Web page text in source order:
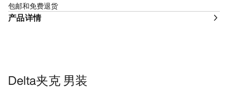
包邮和免费退货
产品详情
Delta夹克 男装